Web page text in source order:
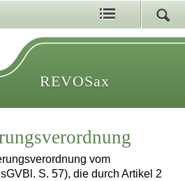
REVOSax
vom
S. 57), die durch Artikel 2